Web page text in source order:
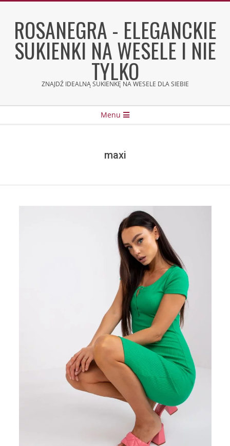
contentROSANEGRA - ELEGANCKIE
SUKIENKI NA WESELE I NIE
TYLKO
ZNAJDŹ IDEALNĄ SUKIENKĘ NA WESELE DLA SIEBIE
Menu
maxi